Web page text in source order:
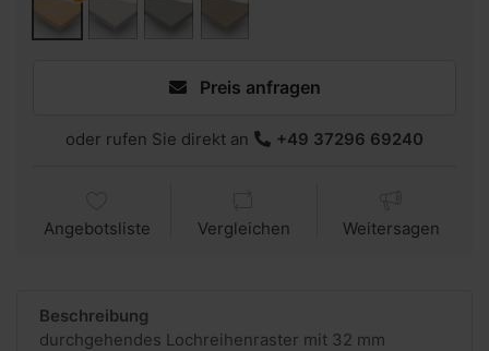
Preis anfragen
oder rufen Sie direkt an +49 37296 69240
Angebotsliste Vergleichen Weitersagen
Beschreibung
durchgehendes Lochreihenraster mit 32 mm